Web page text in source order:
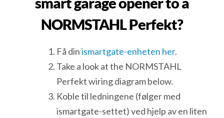
NORMSTAHL Perfekt?
Få dinismartgate-enheten her.
Take a look at the NORMSTAHL
Perfekt wiring diagram below.
Koble til ledningene (følger med
ismartgate-settet) ved hjelp av en liten